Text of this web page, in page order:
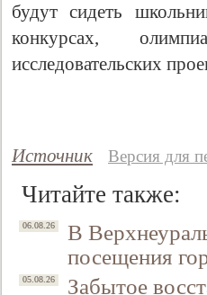
будут сидеть
конкурсах,
исследовательских
Источник Версия для
Читайте также:
06.08.26
В
посещения
05.08.26 Забытое